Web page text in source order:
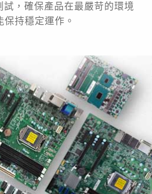
試，確保產品在最嚴苛的環境
保持穩定運作。